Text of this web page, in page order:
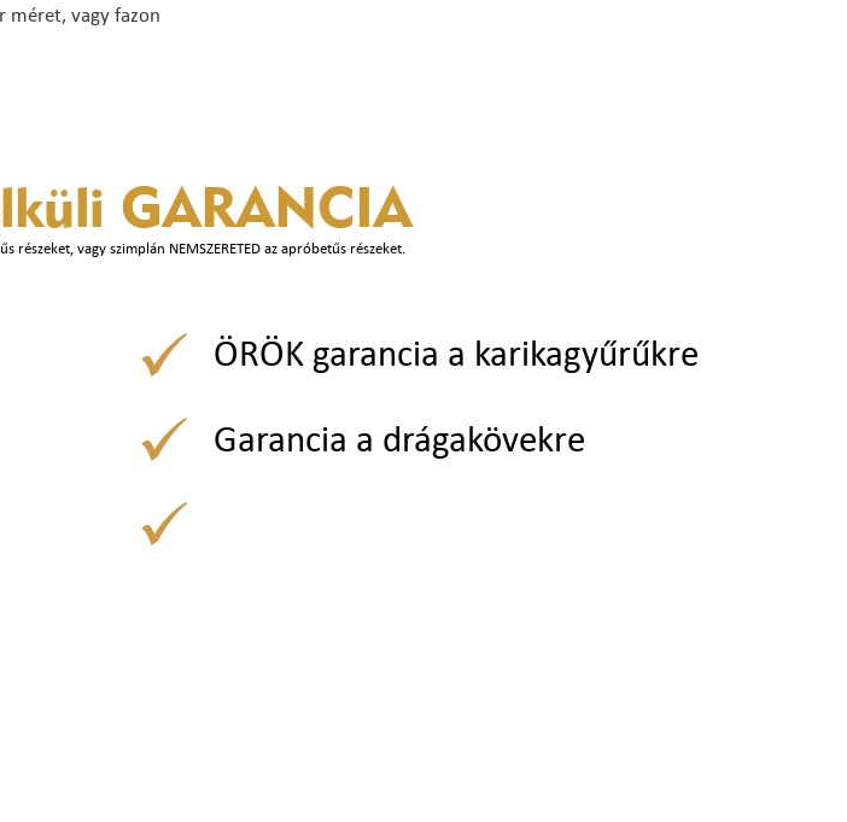
méret, vagy fazon
GARANCIA
részeket, vagy szimplán NEMSZERETED az apróbetűs részeket.
ÖRÖK garancia a karikagyűrűkre
Garancia a drágakövekre